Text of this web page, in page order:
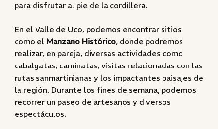
para disfrutar al pie de la cordillera.
En el Valle de Uco, podemos encontrar sitios
como el Manzano Histórico, donde podremos
realizar, en pareja, diversas actividades como
cabalgatas, caminatas, visitas relacionadas con las
rutas sanmartinianas y los impactantes paisajes de
la región. Durante los fines de semana, podemos
recorrer un paseo de artesanos y diversos
espectáculos.